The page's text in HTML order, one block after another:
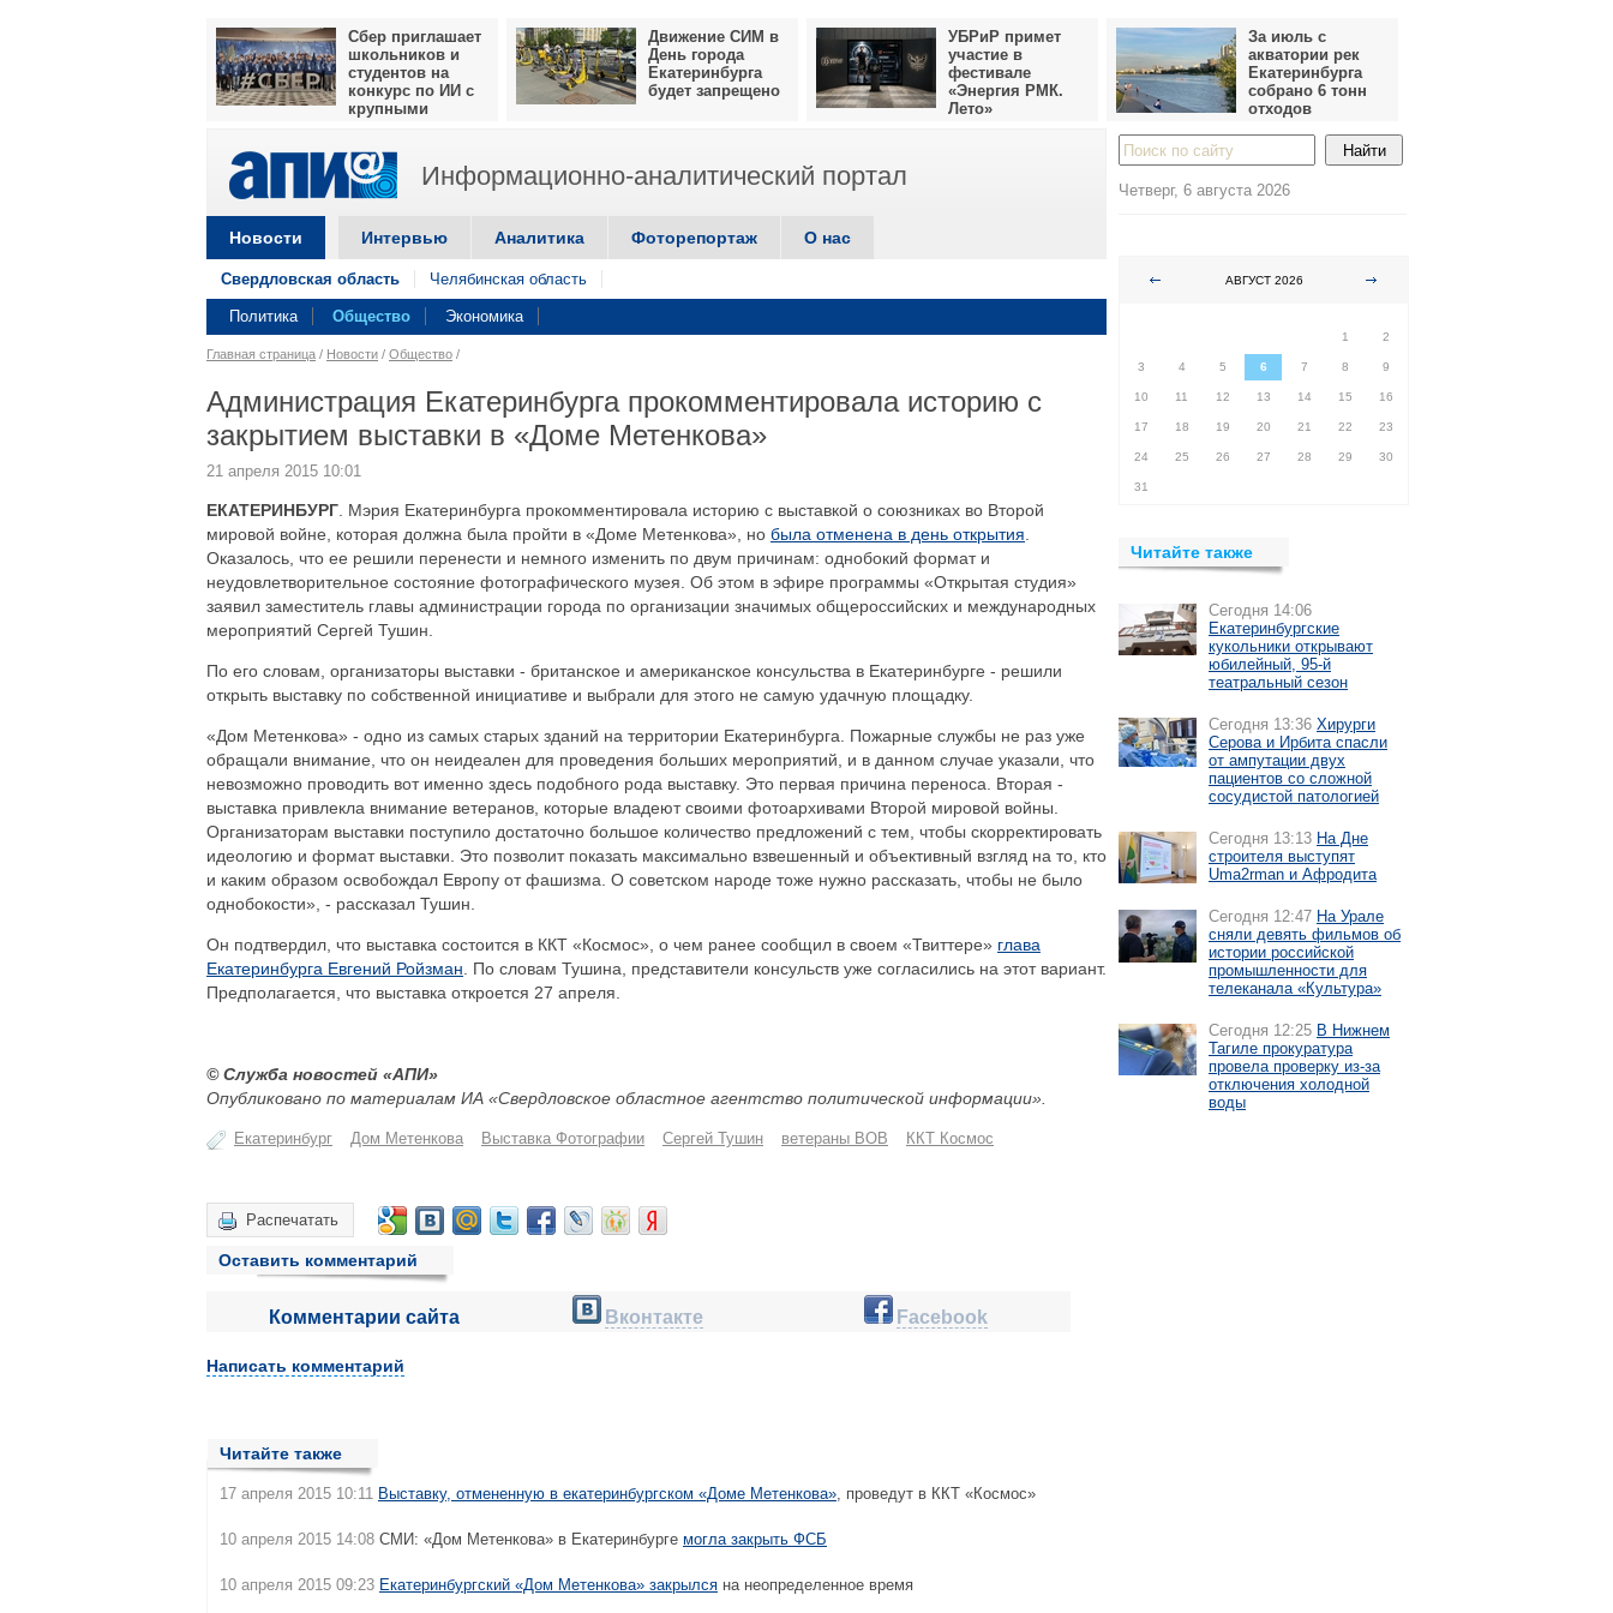
Сбер приглашает
школьников и
студентов на
конкурс по ИИ с
крупными
Движение СИМ в
День города
Екатеринбурга
будет запрещено
УБРиР примет
участие в
фестивале
«Энергия РМК.
Лето»
За июль с
акватории рек
Екатеринбурга
собрано 6 тонн
отходов
Информационно-аналитический портал
Новости Интервью Аналитика Фоторепортаж О нас
Свердловская область Челябинская область
Политика Общество Экономика
Главная страница / Новости / Общество /
Администрация Екатеринбурга прокомментировала историю с
закрытием выставки в «Доме Метенкова»
21 апреля 2015 10:01
ЕКАТЕРИНБУРГ . Мэрия Екатеринбурга прокомментировала историю с выставкой о союзниках во Второй
мировой войне, которая должна была пройти в «Доме Метенкова», но была отменена в день открытия
Оказалось, что ее решили перенести и немного изменить по двум причинам: однобокий формат и
неудовлетворительное состояние фотографического музея. Об этом в эфире программы «Открытая студия»
заявил заместитель главы администрации города по организации значимых общероссийских и международных
мероприятий Сергей Тушин.
По его словам, организаторы выставки - британское и американское консульства в Екатеринбурге - решили
открыть выставку по собственной инициативе и выбрали для этого не самую удачную площадку.
«Дом Метенкова» - одно из самых старых зданий на территории Екатеринбурга. Пожарные службы не раз уже
обращали внимание, что он неидеален для проведения больших мероприятий, и в данном случае указали, что
невозможно проводить вот именно здесь подобного рода выставку. Это первая причина переноса. Вторая -
выставка привлекла внимание ветеранов, которые владеют своими фотоархивами Второй мировой войны.
Организаторам выставки поступило достаточно большое количество предложений с тем, чтобы скорректировать
идеологию и формат выставки. Это позволит показать максимально взвешенный и объективный взгляд на то, кто
и каким образом освобождал Европу от фашизма. О советском народе тоже нужно рассказать, чтобы не было
однобокости», - рассказал Тушин.
Он подтвердил, что выставка состоится в ККТ «Космос», о чем ранее сообщил в своем «Твиттере» глава
Екатеринбурга Евгений Ройзман . По словам Тушина, представители консульств уже согласились на этот вариант.
Предполагается, что выставка откроется 27 апреля.
© Служба новостей «АПИ»
Опубликовано по материалам ИА «Свердловское областное агентство политической информации».
Екатеринбург Дом Метенкова Выставка Фотографии Сергей Тушин ветераны ВОВ ККТ Космос
Распечатать
Оставить комментарий
Комментарии сайта Вконтакте Facebook
Написать комментарий
Читайте также
17 апреля 2015 10:11 Выставку, отмененную в екатеринбургском «Доме Метенкова», проведут в ККТ «Космос»
10 апреля 2015 14:08 СМИ: «Дом Метенкова» в Екатеринбурге могла закрыть ФСБ
10 апреля 2015 09:23 Екатеринбургский «Дом Метенкова» закрылся на неопределенное время
Четверг, 6 августа 2026
АВГУСТ 2026
1
2
3 4 5 6 7 8 9
10 11 12 13 14 15 16
17 18 19 20 21 22 23
24 25 26 27 28 29 30
31
Читайте также
Сегодня 14:06
Екатеринбургские
кукольники открывают
юбилейный, 95-й
театральный сезон
Сегодня 13:36 Хирурги
Серова и Ирбита спасли
от ампутации двух
пациентов со сложной
сосудистой патологией
Сегодня 13:13 На Дне
строителя выступят
Uma2rman и Афродита
Сегодня 12:47 На Урале
сняли девять фильмов об
истории российской
промышленности для
телеканала «Культура»
Сегодня 12:25 В Нижнем
Тагиле прокуратура
провела проверку из-за
отключения холодной
воды